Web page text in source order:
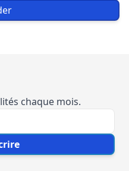
chaque mois.